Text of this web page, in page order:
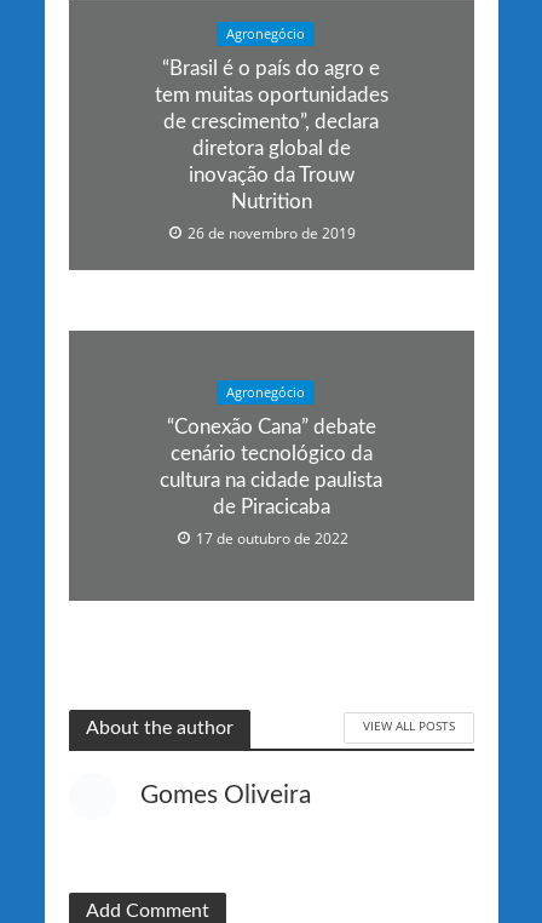
Agronegócio
“Brasil é o país do agro e
tem muitas oportunidades
de crescimento”, declara
diretora global de
inovação da Trouw
Nutrition
26 de novembro de 2019
Agronegócio
“Conexão Cana” debate
cenário tecnológico da
cultura na cidade paulista
de Piracicaba
17 de outubro de 2022
About the author VIEW ALL POSTS
Gomes Oliveira
Add Comment